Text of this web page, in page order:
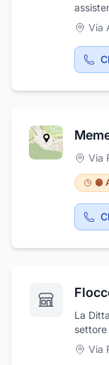
Via
Via
🟠
La
vanta
Via